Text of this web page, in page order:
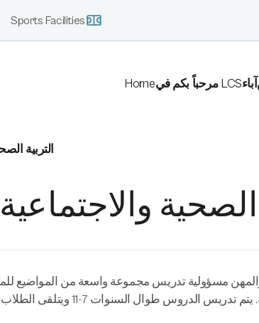
Sports Facilities
Home مرحباً بكم في LCSآباء
التربية
الصحية
مسؤولية تدريس مجموعة واسعة من المواضيع